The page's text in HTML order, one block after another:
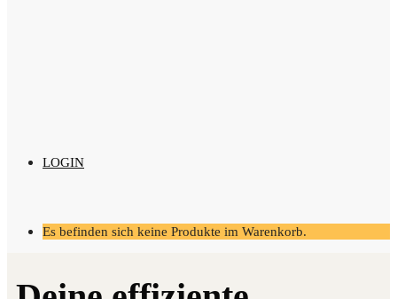
LOGIN
Es befinden sich keine Produkte im Warenkorb.